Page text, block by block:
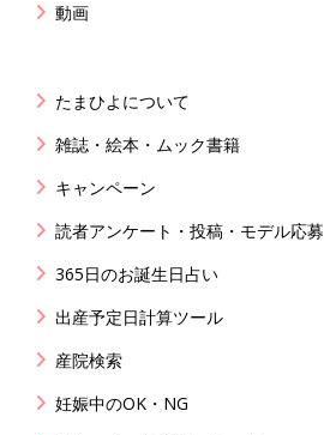
動画
たまひよについて
雑誌・絵本・ムック書籍
キャンペーン
読者アンケート・投稿・モデル応募
365日のお誕生日占い
出産予定日計算ツール
産院検索
妊娠中のOK・NG